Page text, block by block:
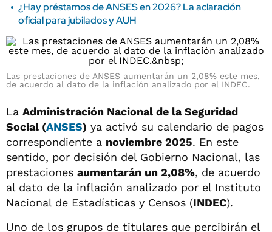
¿Hay préstamos de ANSES en 2026? La aclaración
oficial para jubilados y AUH
Las prestaciones de ANSES aumentarán un 2,08% este mes,
de acuerdo al dato de la inflación analizado por el INDEC.
La Administración Nacional de la Seguridad
Social (ANSES) ya activó su calendario de pagos
correspondiente a noviembre 2025. En este
sentido, por decisión del Gobierno Nacional, las
prestaciones aumentarán un 2,08%, de acuerdo
al dato de la inflación analizado por el Instituto
Nacional de Estadísticas y Censos (INDEC).
Uno de los grupos de titulares que percibirán el